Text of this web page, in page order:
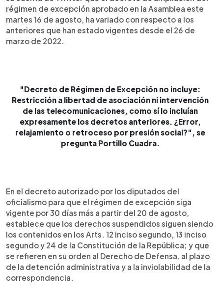
régimen de excepción aprobado en la Asamblea este
martes 16 de agosto, ha variado con respecto a los
anteriores que han estado vigentes desde el 26 de
marzo de 2022.
"Decreto de Régimen de Excepción no incluye:
Restricción a libertad de asociación ni intervención
de las telecomunicaciones, como sí lo incluían
expresamente los decretos anteriores. ¿Error,
relajamiento o retroceso por presión social?", se
pregunta Portillo Cuadra.
En el decreto autorizado por los diputados del
oficialismo para que el régimen de excepción siga
vigente por 30 días más a partir del 20 de agosto,
establece que los derechos suspendidos siguen siendo
los contenidos en los Arts. 12 inciso segundo, 13 inciso
segundo y 24 de la Constitución de la República; y que
se refieren en su orden al Derecho de Defensa, al plazo
de la detención administrativa y a la inviolabilidad de la
correspondencia.